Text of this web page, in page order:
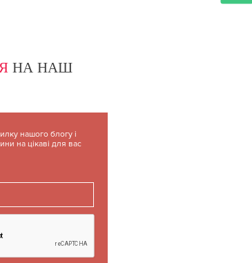
НА НАШ
нашого блогу і
на цікаві для вас